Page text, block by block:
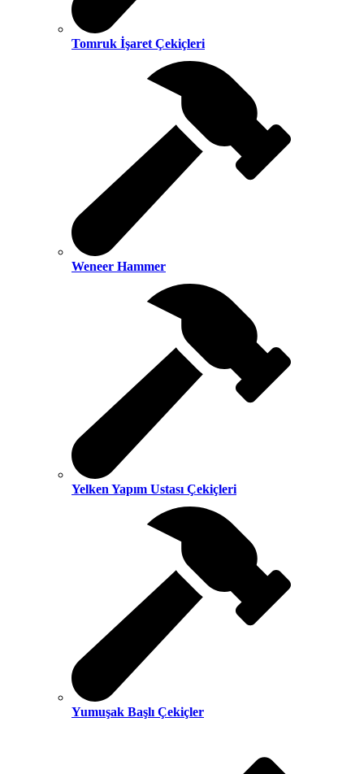
Tomruk İşaret Çekiçleri
Weneer Hammer
Yelken Yapım Ustası Çekiçleri
Yumuşak Başlı Çekiçler